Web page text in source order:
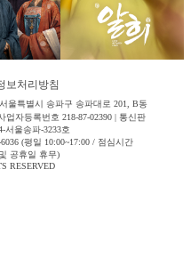
보처리방침
울특별시 송파구 송파대로 201, B동
자등록번호 218-87-02390 | 통신판
서울송파-3233호
(평일 10:00~17:00 / 점심시간
공휴일 휴무)
RESERVED